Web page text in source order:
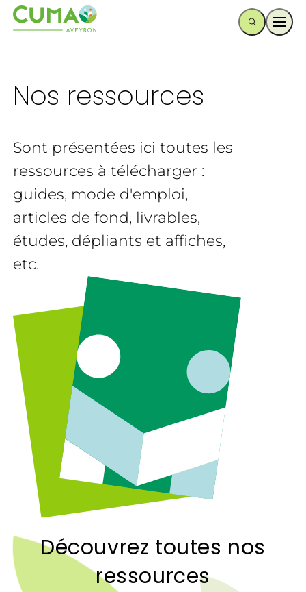
Nos ressources
Sont présentées ici toutes les
ressources à télécharger :
guides, mode d'emploi,
articles de fond, livrables,
études, dépliants et affiches,
etc.
Découvrez toutes nos
ressources